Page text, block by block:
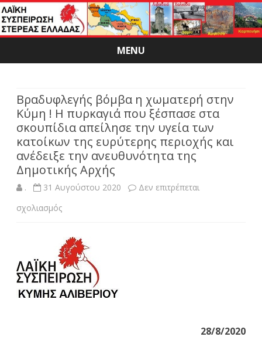
MENU
Skip
Βραδυφλεγής βόμβα η χωματερή στην
Κύμη ! Η πυρκαγιά που ξέσπασε στα
σκουπίδια απείλησε την υγεία των
κατοίκων της ευρύτερης περιοχής και
ανέδειξε την ανευθυνότητα της
Δημοτικής Αρχής
. 31 Αυγούστου 2020
Δεν επιτρέπεται
σχολιασμόςστο
βόμβα
η
χωματερή
28/8/2020